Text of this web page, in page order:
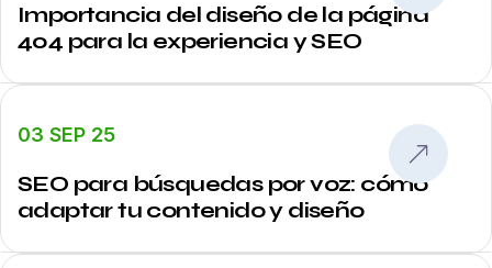
Importancia del diseño de la página
404 para la experiencia y SEO
03 SEP 25
SEO para búsquedas por voz: cómo
adaptar tu contenido y diseño